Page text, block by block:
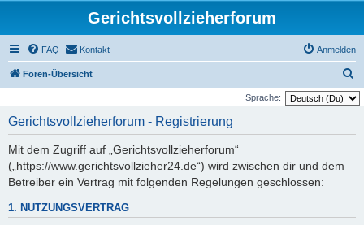
Gerichtsvollzieherforum
FAQ Kontakt Anmelden
Foren-Übersicht
u
Sprache:
Gerichtsvollzieherforum - Registrierung
Mit dem Zugriff auf „Gerichtsvollzieherforum“
(„https://www.gerichtsvollzieher24.de“) wird zwischen dir und dem
Betreiber ein Vertrag mit folgenden Regelungen geschlossen:
1. NUTZUNGSVERTRAG